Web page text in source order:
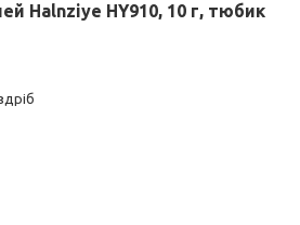
Halnziye HY910, 10 г, тюбик